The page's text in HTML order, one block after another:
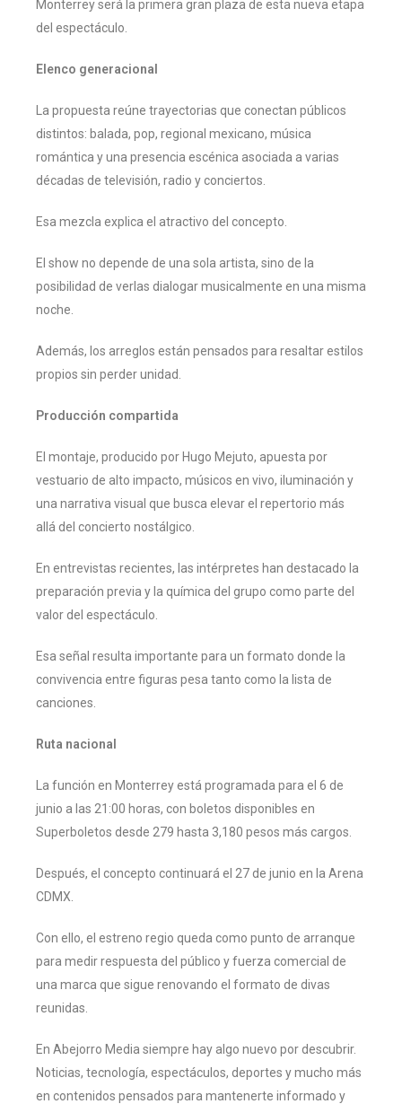
Monterrey será la primera gran plaza de esta nueva etapa
del espectáculo.
Elenco generacional
La propuesta reúne trayectorias que conectan públicos
distintos: balada, pop, regional mexicano, música
romántica y una presencia escénica asociada a varias
décadas de televisión, radio y conciertos.
Esa mezcla explica el atractivo del concepto.
El show no depende de una sola artista, sino de la
posibilidad de verlas dialogar musicalmente en una misma
noche.
Además, los arreglos están pensados para resaltar estilos
propios sin perder unidad.
Producción compartida
El montaje, producido por Hugo Mejuto, apuesta por
vestuario de alto impacto, músicos en vivo, iluminación y
una narrativa visual que busca elevar el repertorio más
allá del concierto nostálgico.
En entrevistas recientes, las intérpretes han destacado la
preparación previa y la química del grupo como parte del
valor del espectáculo.
Esa señal resulta importante para un formato donde la
convivencia entre figuras pesa tanto como la lista de
canciones.
Ruta nacional
La función en Monterrey está programada para el 6 de
junio a las 21:00 horas, con boletos disponibles en
Superboletos desde 279 hasta 3,180 pesos más cargos.
Después, el concepto continuará el 27 de junio en la Arena
CDMX.
Con ello, el estreno regio queda como punto de arranque
para medir respuesta del público y fuerza comercial de
una marca que sigue renovando el formato de divas
reunidas.
En Abejorro Media siempre hay algo nuevo por descubrir.
Noticias, tecnología, espectáculos, deportes y mucho más
en contenidos pensados para mantenerte informado y